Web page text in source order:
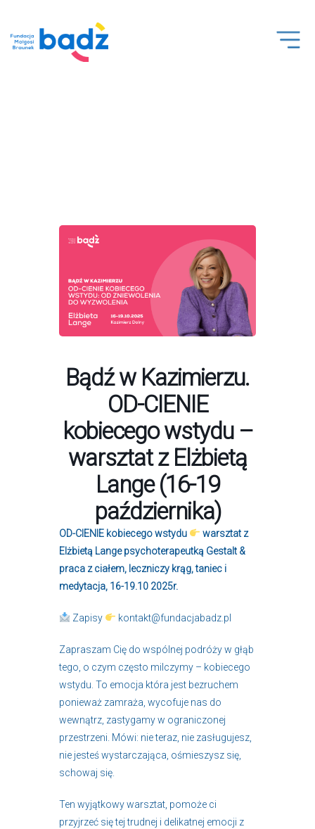
Open
Bądź w Kazimierzu.
OD-CIENIE
kobiecego wstydu –
warsztat z Elżbietą
Lange (16-19
października)
OD-CIENIE kobiecego wstydu
warsztat z
Elżbietą Lange psychoterapeutką Gestalt &
praca z ciałem, leczniczy krąg, taniec i
medytacja, 16-19.10 2025r.
Zapisy kontakt@fundacjabadz.pl
Zapraszam Cię do wspólnej podróży w głąb
tego, o czym często milczymy – kobiecego
wstydu. To emocja która jest bezruchem
ponieważ zamraża, wycofuje nas do
wewnątrz, zastygamy w ograniczonej
przestrzeni. Mówi: nie teraz, nie zasługujesz,
nie jesteś wystarczająca, ośmieszysz się,
schowaj się.
Ten wyjątkowy warsztat, pomoże ci
przyjrzeć się tej trudnej i delikatnej emocji z